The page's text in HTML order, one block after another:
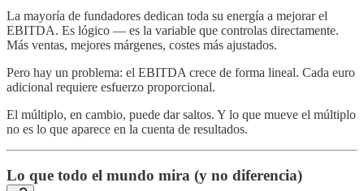
La mayoría de fundadores dedican toda su energía a mejorar el
EBITDA. Es lógico — es la variable que controlas directamente.
Más ventas, mejores márgenes, costes más ajustados.
Pero hay un problema: el EBITDA crece de forma lineal. Cada euro
adicional requiere esfuerzo proporcional.
El múltiplo, en cambio, puede dar saltos. Y lo que mueve el múltiplo
no es lo que aparece en la cuenta de resultados.
Lo que todo el mundo mira (y no diferencia)